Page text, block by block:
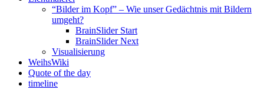
“Bilder im Kopf” – Wie unser Gedächtnis mit Bildern
umgeht?
BrainSlider Start
BrainSlider Next
Visualisierung
WeihsWiki
Quote of the day
timeline